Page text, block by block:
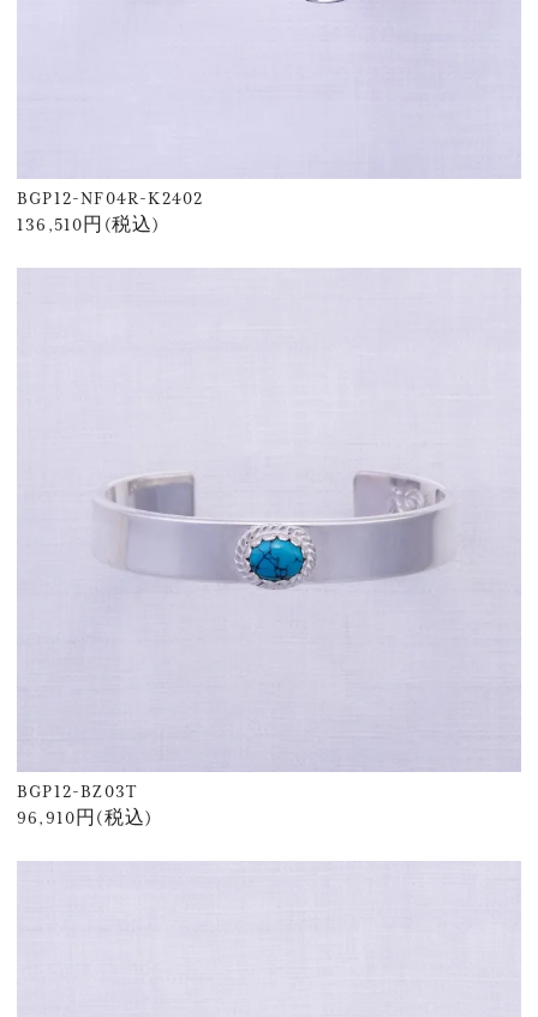
BGP12-NF04R-K2402
136,510円(税込)
BGP12-BZ03T
96,910円(税込)